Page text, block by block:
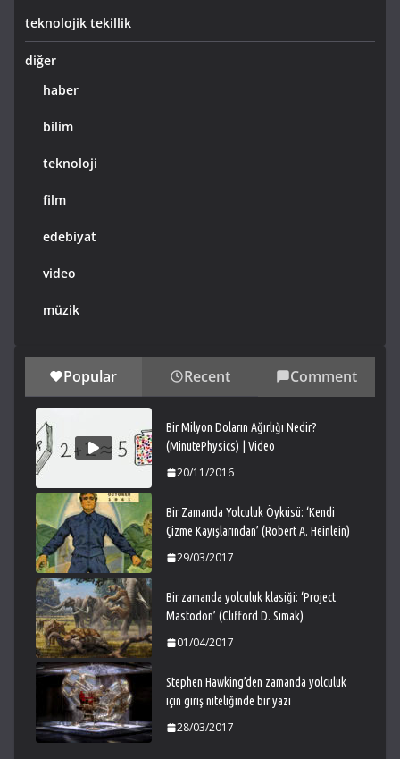
teknolojik tekillik
diğer
haber
bilim
teknoloji
film
edebiyat
video
müzik
Popular Recent Comment
Bir Milyon Doların Ağırlığı Nedir?
(MinutePhysics) | Video
20/11/2016
Bir Zamanda Yolculuk Öyküsü: ‘Kendi
Çizme Kayışlarından’ (Robert A. Heinlein)
29/03/2017
Bir zamanda yolculuk klasiği: ‘Project
Mastodon’ (Clifford D. Simak)
01/04/2017
Stephen Hawking’den zamanda yolculuk
için giriş niteliğinde bir yazı
28/03/2017